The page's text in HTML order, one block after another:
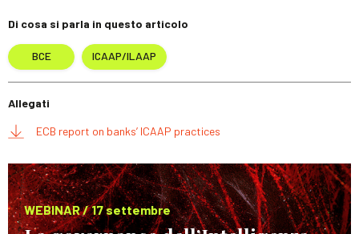
Di cosa si parla in questo articolo
BCE ICAAP/ILAAP
Allegati
ECB report on banks’ ICAAP practices
WEBINAR / 17 settembre